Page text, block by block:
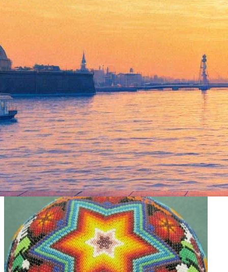
Версия для печати
Культовая австралийско-ирландская группа Dead Can Dance
выпустит десятый студийный альбом 2 ноября. Об этом
музыканты сообщили на своем официальном сайте.
Пластинка получила название Dionysus – в честь
древнегреческого бога виноделия, религиозного экстаза и
театра Диониса. О том, что легендарный дуэт Лизы Джеррард
и Брендана Перри готовит новый диск, стало известно в
апреле, когда господин Перри сообщил, что альбом уже
проходит стадию мастеринга в знаменитой студии Abbey
Road.